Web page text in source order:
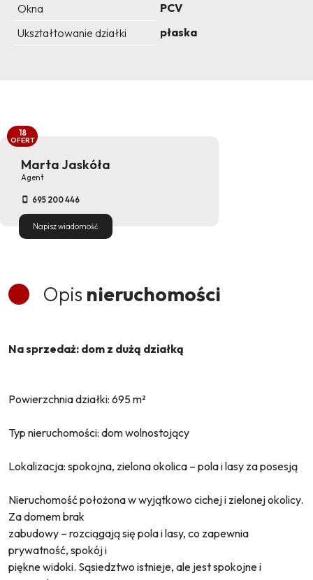
Okna
PCV
Ukształtowanie działki
płaska
Marta Jaskóła
Agent
695 200 446
Napisz wiadomość
18
OFERT
Opis nieruchomości
Na sprzedaż: dom z dużą działką
Powierzchnia działki: 695 m²
Typ nieruchomości: dom wolnostojący
Lokalizacja: spokojna, zielona okolica – pola i lasy za posesją
Nieruchomość położona w wyjątkowo cichej i zielonej okolicy.
Za domem brak
zabudowy – rozciągają się pola i lasy, co zapewnia
prywatność, spokój i
piękne widoki. Sąsiedztwo istnieje, ale jest spokojne i